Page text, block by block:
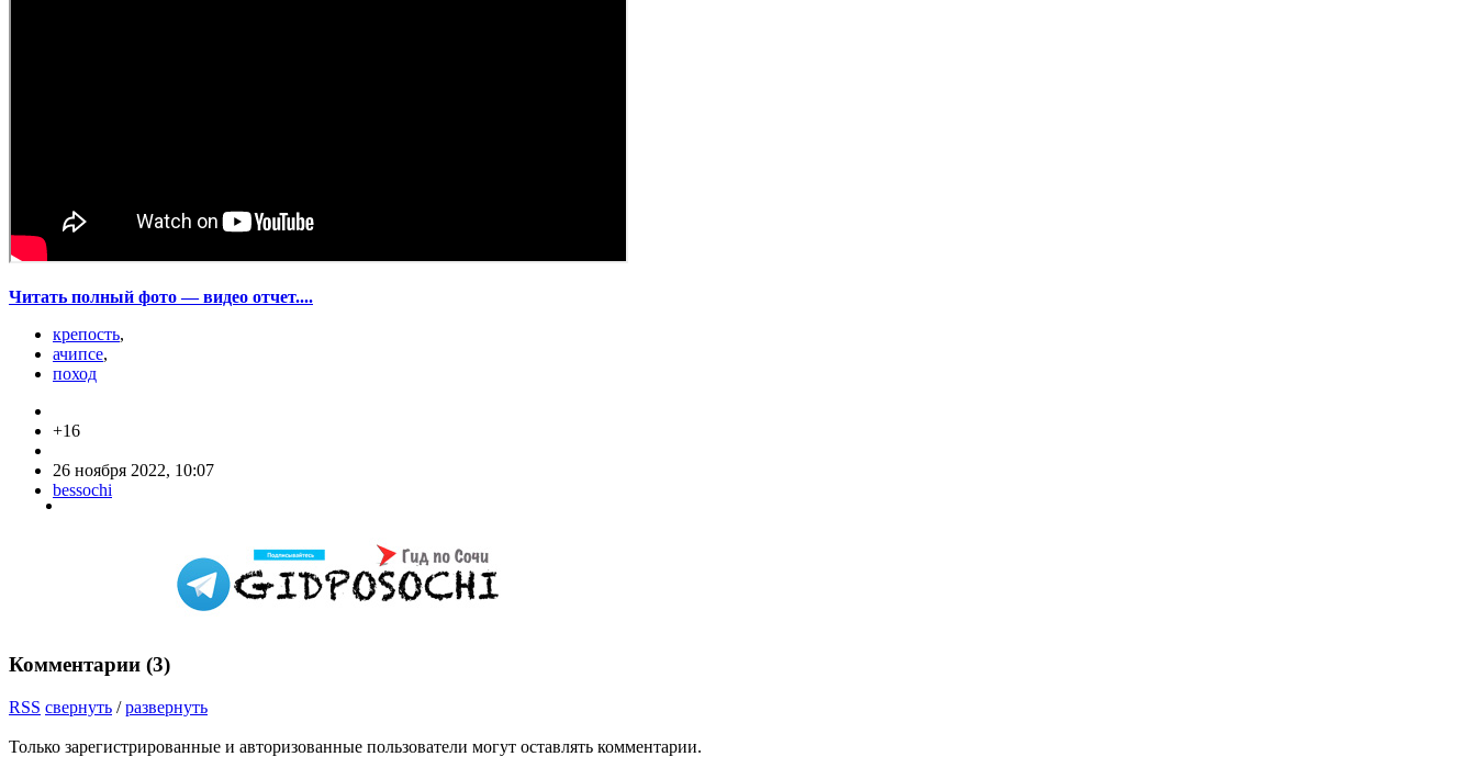
Читать полный фото — видео отчет....
крепость,
ачипсе,
поход
+16
26 ноября 2022, 10:07
bessochi
Комментарии (3)
RSS свернуть /развернуть
Только зарегистрированные и авторизованные пользователи могут оставлять комментарии.